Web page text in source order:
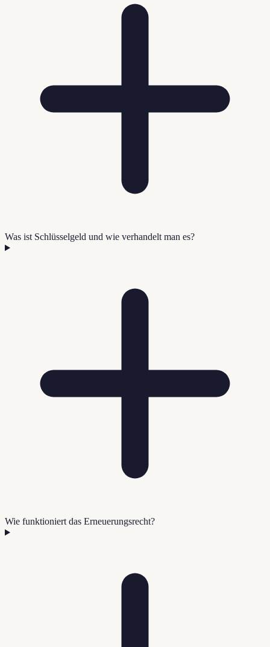
Was ist Schlüsselgeld und wie verhandelt man es?
Wie funktioniert das Erneuerungsrecht?